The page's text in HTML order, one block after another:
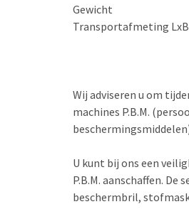
Gewicht
Transportafmeting
Wij adviseren u om
machines P.B.M.
U kunt bij ons een
P.B.M. aanschaffen. De
beschermbril,